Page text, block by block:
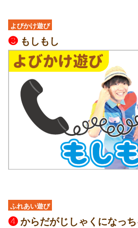
よびかけ遊び
❸ もしもし
ふれあい遊び
❹からだがじしゃくになっち